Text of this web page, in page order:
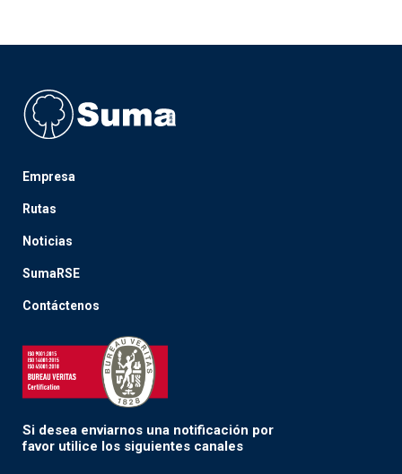
Empresa
Rutas
Noticias
SumaRSE
Contáctenos
Si desea enviarnos una notificación por
favor utilice los siguientes canales